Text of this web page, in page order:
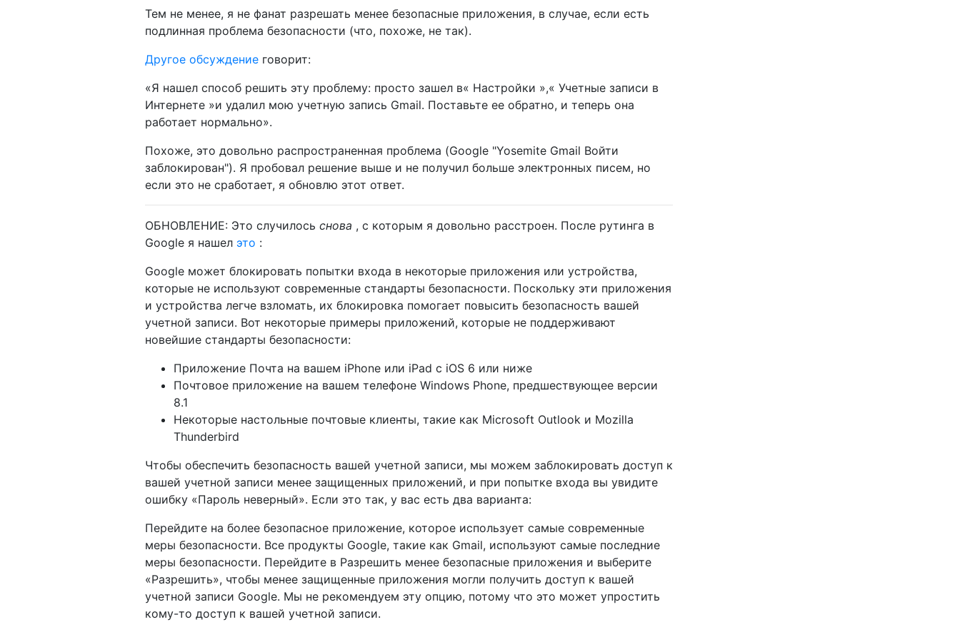
Тем не менее, я не фанат разрешать менее безопасные приложения, в случае, если есть
подлинная проблема безопасности (что, похоже, не так).
Другое обсуждение говорит:
«Я нашел способ решить эту проблему: просто зашел в« Настройки »,« Учетные записи в
Интернете »и удалил мою учетную запись Gmail. Поставьте ее обратно, и теперь она
работает нормально».
Похоже, это довольно распространенная проблема (Google "Yosemite Gmail Войти
заблокирован"). Я пробовал решение выше и не получил больше электронных писем, но
если это не сработает, я обновлю этот ответ.
ОБНОВЛЕНИЕ: Это случилось снова , с которым я довольно расстроен. После рутинга в
Google я нашел это :
Google может блокировать попытки входа в некоторые приложения или устройства,
которые не используют современные стандарты безопасности. Поскольку эти приложения
и устройства легче взломать, их блокировка помогает повысить безопасность вашей
учетной записи. Вот некоторые примеры приложений, которые не поддерживают
новейшие стандарты безопасности:
Приложение Почта на вашем iPhone или iPad с iOS 6 или ниже
Почтовое приложение на вашем телефоне Windows Phone, предшествующее версии
8.1
Некоторые настольные почтовые клиенты, такие как Microsoft Outlook и Mozilla
Thunderbird
Чтобы обеспечить безопасность вашей учетной записи, мы можем заблокировать доступ к
вашей учетной записи менее защищенных приложений, и при попытке входа вы увидите
ошибку «Пароль неверный». Если это так, у вас есть два варианта:
Перейдите на более безопасное приложение, которое использует самые современные
меры безопасности. Все продукты Google, такие как Gmail, используют самые последние
меры безопасности. Перейдите в Разрешить менее безопасные приложения и выберите
«Разрешить», чтобы менее защищенные приложения могли получить доступ к вашей
учетной записи Google. Мы не рекомендуем эту опцию, потому что это может упростить
кому-то доступ к вашей учетной записи.